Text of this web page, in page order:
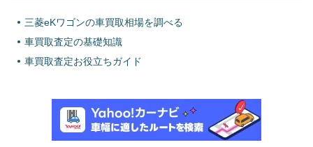
三菱eKワゴンの車買取相場を調べる
車買取査定の基礎知識
車買取査定お役立ちガイド